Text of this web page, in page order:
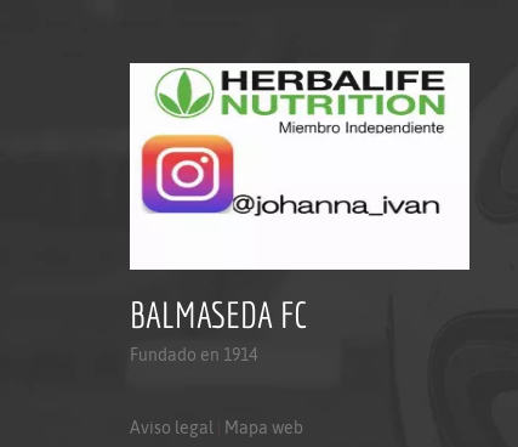
BALMASEDA FC
Fundado en 1914
Aviso legal Mapa web